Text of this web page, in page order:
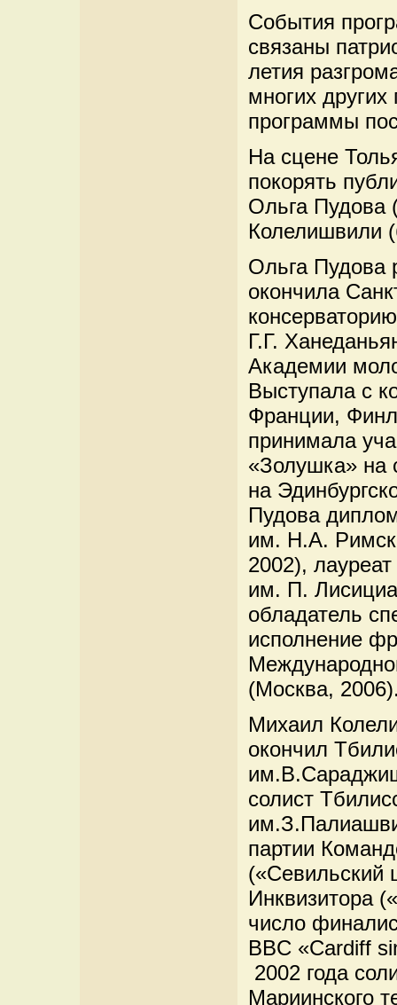
События
связаны
летия
многих
программы
На сцене
покорять
Ольга Пудова
Колелишвили
Ольга Пудова
окончила
Г.Г.
Академии
Выступала с
Франции,
принимала
«Золушка» на
на
Пудова
им. Н.А.
2002),
им. П.
обладатель
исполнение
(Москва,
Михаил
окончил
солист
партии
(«Севильский
Инквизитора
число
BBC «Cardiff
2002 года
Мариинского